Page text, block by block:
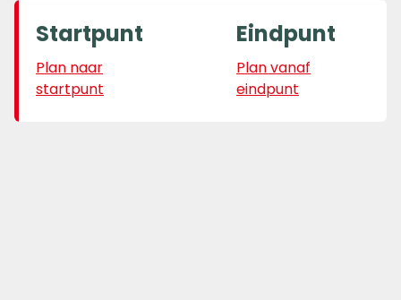
Startpunt
Plan naar
startpunt
Eindpunt
Plan vanaf
eindpunt